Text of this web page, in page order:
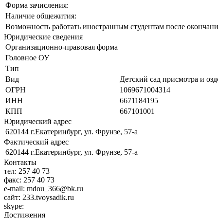
Форма зачисления:
Наличие общежития:
Возможность работать иностранным студентам после
Юридические сведения
Организационно-правовая форма
Головное ОУ
Тип
Вид
Детский сад присмотра и
ОГРН
1069671004314
ИНН
6671184195
КПП
667101001
Юридический адрес
620144 г.Екатеринбург, ул. Фрунзе, 57-а
Фактический адрес
620144 г.Екатеринбург, ул. Фрунзе, 57-а
Контакты
тел: 257 40 73
факс: 257 40 73
e-mail: mdou_366@bk.ru
сайт: 233.tvoysadik.ru
skype:
Достижения